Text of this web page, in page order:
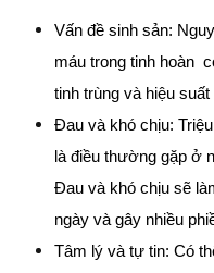
Vấn đề sinh sản:
máu trong tinh hoàn
tinh trùng và hiệu suất
Đau và khó chịu:
là điều thường gặp ở
Đau và khó chịu sẽ
ngày và gây nhiều
Tâm lý và tự tin: Có